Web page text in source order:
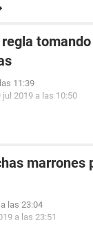
11:39
jul 2019 a las 10:50
marrones
las 23:04
a las 23:51